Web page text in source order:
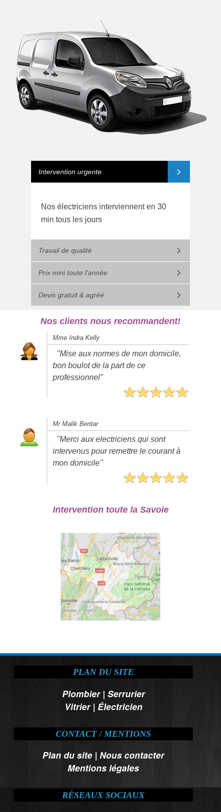
Intervention urgente
Nos électriciens interviennent en 30
min tous les jours
Travail de qualité
Prix mini toute l'année
Devis gratuit & agréé
Nos clients nous recommandent!
Mme Indra Kelly
"Mise aux normes de mon domicile,
bon boulot de la part de ce
professionnel"
Mr Malik Bentar
"Merci aux electriciens qui sont
intervenus pour remettre le courant à
mon domicile"
Intervention toute la Savoie
PLAN DU SITE
Plombier| Serrurier
Vitrier| Électricien
CONTACT / MENTIONS
Plan du site |Nous contacter
Mentions légales
RÉSEAUX SOCIAUX